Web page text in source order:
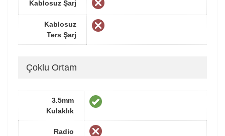
Kablosuz Şarj
Kablosuz
Ters Şarj
Çoklu Ortam
3.5mm
Kulaklık
Radio